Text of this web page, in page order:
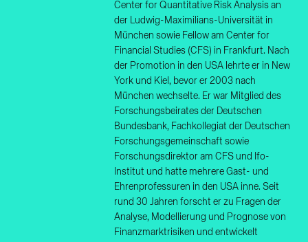
Center for Quantitative Risk Analysis an
der Ludwig-Maximilians-Universität in
München sowie Fellow am Center for
Financial Studies (CFS) in Frankfurt. Nach
der Promotion in den USA lehrte er in New
York und Kiel, bevor er 2003 nach
München wechselte. Er war Mitglied des
Forschungsbeirates der Deutschen
Bundesbank, Fachkollegiat der Deutschen
Forschungsgemeinschaft sowie
Forschungsdirektor am CFS und Ifo-
Institut und hatte mehrere Gast- und
Ehrenprofessuren in den USA inne. Seit
rund 30 Jahren forscht er zu Fragen der
Analyse, Modellierung und Prognose von
Finanzmarktrisiken und entwickelt